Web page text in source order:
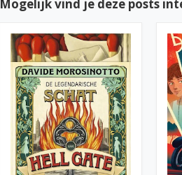
Mogelijk vind je deze posts